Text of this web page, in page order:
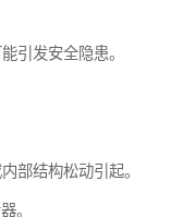
引发安全隐患。
部结构松动引起。
。